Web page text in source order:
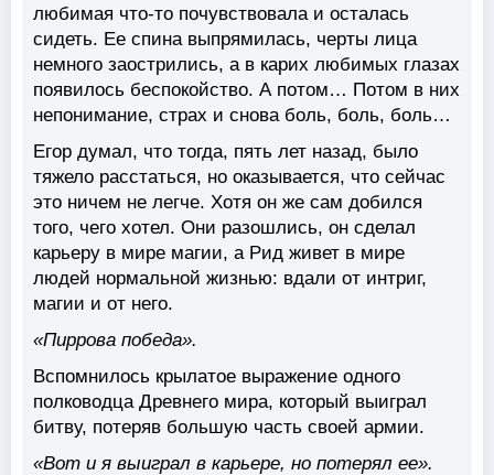
любимая что-то почувствовала и осталась
сидеть. Ее спина выпрямилась, черты лица
немного заострились, а в карих любимых глазах
появилось беспокойство. А потом… Потом в них
непонимание, страх и снова боль, боль, боль…
Егор думал, что тогда, пять лет назад, было
тяжело расстаться, но оказывается, что сейчас
это ничем не легче. Хотя он же сам добился
того, чего хотел. Они разошлись, он сделал
карьеру в мире магии, а Рид живет в мире
людей нормальной жизнью: вдали от интриг,
магии и от него.
«Пиррова победа».
Вспомнилось крылатое выражение одного
полководца Древнего мира, который выиграл
битву, потеряв большую часть своей армии.
«Вот и я выиграл в карьере, но потерял ее».